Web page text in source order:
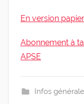
En version
Abonnement à
APSE
Infos